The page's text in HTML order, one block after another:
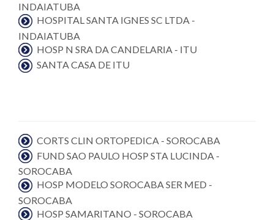
INDAIATUBA
HOSPITAL SANTA IGNES SC LTDA -
INDAIATUBA
HOSP N SRA DA CANDELARIA - ITU
SANTA CASA DE ITU
CORTS CLIN ORTOPEDICA - SOROCABA
FUND SAO PAULO HOSP STA LUCINDA -
SOROCABA
HOSP MODELO SOROCABA SER MED -
SOROCABA
HOSP SAMARITANO - SOROCABA